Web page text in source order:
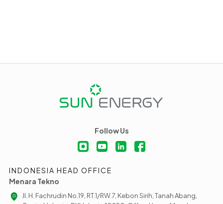
Follow Us
INDONESIA HEAD OFFICE
Menara Tekno
Jl. H. Fachrudin No.19, RT.1/RW.7, Kebon Sirih, Tanah Abang,